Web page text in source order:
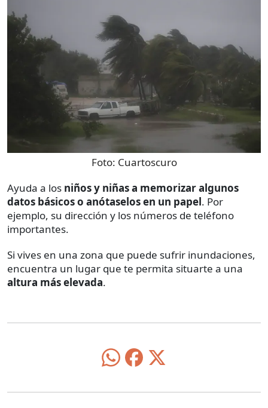
Foto: Cuartoscuro
Ayuda a los niños y niñas a memorizar algunos
datos básicos o anótaselos en un papel. Por
ejemplo, su dirección y los números de teléfono
importantes.
Si vives en una zona que puede sufrir inundaciones,
encuentra un lugar que te permita situarte a una
altura más elevada.